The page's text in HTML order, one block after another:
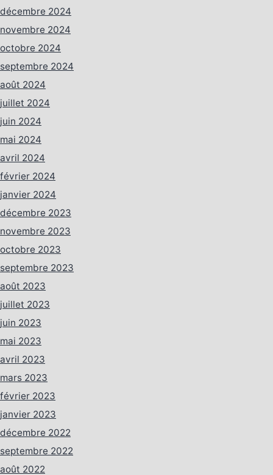
décembre 2024
novembre 2024
octobre 2024
septembre 2024
août 2024
juillet 2024
juin 2024
mai 2024
avril 2024
février 2024
janvier 2024
décembre 2023
novembre 2023
octobre 2023
septembre 2023
août 2023
juillet 2023
juin 2023
mai 2023
avril 2023
mars 2023
février 2023
janvier 2023
décembre 2022
septembre 2022
août 2022